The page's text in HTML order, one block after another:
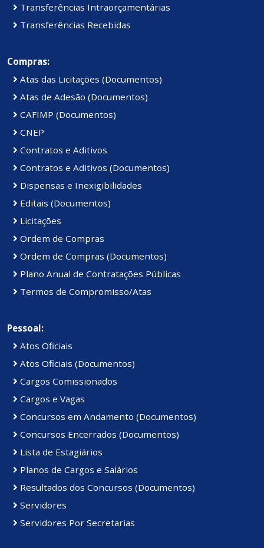
Transferências Intraorçamentárias
Transferências Recebidas
Compras:
Atas das Licitações (Documentos)
Atas de Adesão (Documentos)
CAFIMP (Documentos)
CNEP
Contratos e Aditivos
Contratos e Aditivos (Documentos)
Dispensas e Inexigibilidades
Editais (Documentos)
Licitações
Ordem de Compras
Ordem de Compras (Documentos)
Plano Anual de Contratações Públicas
Termos de Compromisso/Atas
Pessoal:
Atos Oficiais
Atos Oficiais (Documentos)
Cargos Comissionados
Cargos e Vagas
Concursos em Andamento (Documentos)
Concursos Encerrados (Documentos)
Lista de Estagiários
Planos de Cargos e Salários
Resultados dos Concursos (Documentos)
Servidores
Servidores Por Secretarias